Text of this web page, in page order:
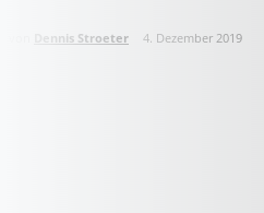
Dennis Stroeter 4. Dezember 2019